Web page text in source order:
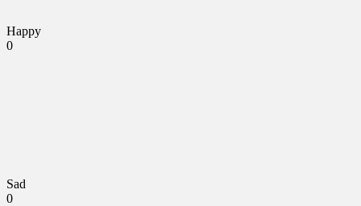
Happy
0
Sad
0